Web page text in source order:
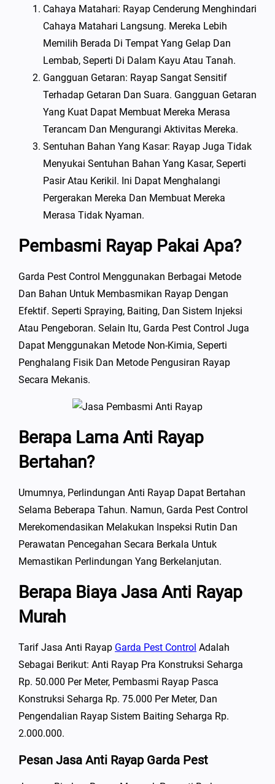
Cahaya Matahari: Rayap Cenderung Menghindari
Cahaya Matahari Langsung. Mereka Lebih
Memilih Berada Di Tempat Yang Gelap Dan
Lembab, Seperti Di Dalam Kayu Atau Tanah.
Gangguan Getaran: Rayap Sangat Sensitif
Terhadap Getaran Dan Suara. Gangguan Getaran
Yang Kuat Dapat Membuat Mereka Merasa
Terancam Dan Mengurangi Aktivitas Mereka.
Sentuhan Bahan Yang Kasar: Rayap Juga Tidak
Menyukai Sentuhan Bahan Yang Kasar, Seperti
Pasir Atau Kerikil. Ini Dapat Menghalangi
Pergerakan Mereka Dan Membuat Mereka
Merasa Tidak Nyaman.
Pembasmi Rayap Pakai Apa?
Garda Pest Control Menggunakan Berbagai Metode
Dan Bahan Untuk Membasmikan Rayap Dengan
Efektif. Seperti Spraying, Baiting, Dan Sistem Injeksi
Atau Pengeboran. Selain Itu, Garda Pest Control Juga
Dapat Menggunakan Metode Non-Kimia, Seperti
Penghalang Fisik Dan Metode Pengusiran Rayap
Secara Mekanis.
Berapa Lama Anti Rayap
Bertahan?
Umumnya, Perlindungan Anti Rayap Dapat Bertahan
Selama Beberapa Tahun. Namun, Garda Pest Control
Merekomendasikan Melakukan Inspeksi Rutin Dan
Perawatan Pencegahan Secara Berkala Untuk
Memastikan Perlindungan Yang Berkelanjutan.
Berapa Biaya Jasa Anti Rayap
Murah
Tarif Jasa Anti Rayap Garda Pest Control Adalah
Sebagai Berikut: Anti Rayap Pra Konstruksi Seharga
Rp. 50.000 Per Meter, Pembasmi Rayap Pasca
Konstruksi Seharga Rp. 75.000 Per Meter, Dan
Pengendalian Rayap Sistem Baiting Seharga Rp.
2.000.000.
Pesan Jasa Anti Rayap Garda Pest